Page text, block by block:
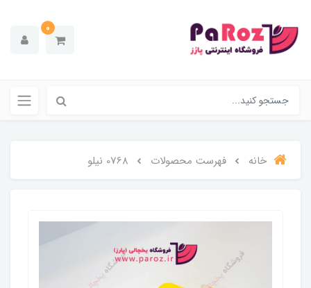
0
خانه فهرست محصولات 0768 نیلو